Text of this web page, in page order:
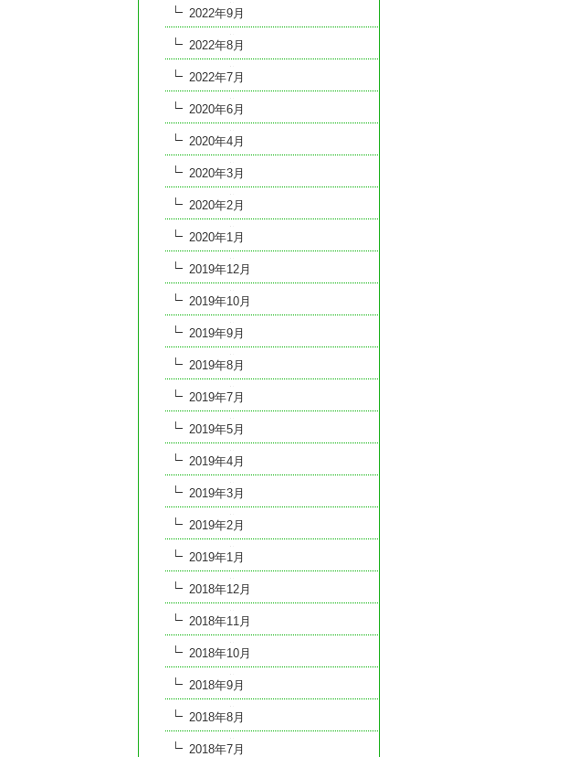
2022年9月
2022年8月
2022年7月
2020年6月
2020年4月
2020年3月
2020年2月
2020年1月
2019年12月
2019年10月
2019年9月
2019年8月
2019年7月
2019年5月
2019年4月
2019年3月
2019年2月
2019年1月
2018年12月
2018年11月
2018年10月
2018年9月
2018年8月
2018年7月